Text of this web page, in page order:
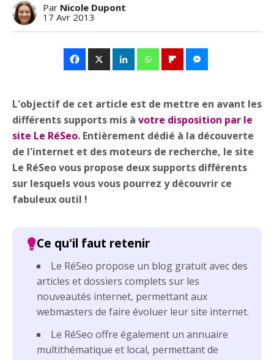
Par Nicole Dupont
17 Avr 2013
L'objectif de cet article est de mettre en avant les
différents supports mis à votre disposition par le
site Le RéSeo. Entièrement dédié à la découverte
de l'internet et des moteurs de recherche, le site
Le RéSeo vous propose deux supports différents
sur lesquels vous vous pourrez y découvrir ce
fabuleux outil !
Le RéSeo propose un blog gratuit avec des
articles et dossiers complets sur les
nouveautés internet, permettant aux
webmasters de faire évoluer leur site internet.
Le RéSeo offre également un annuaire
multithématique et local, permettant de